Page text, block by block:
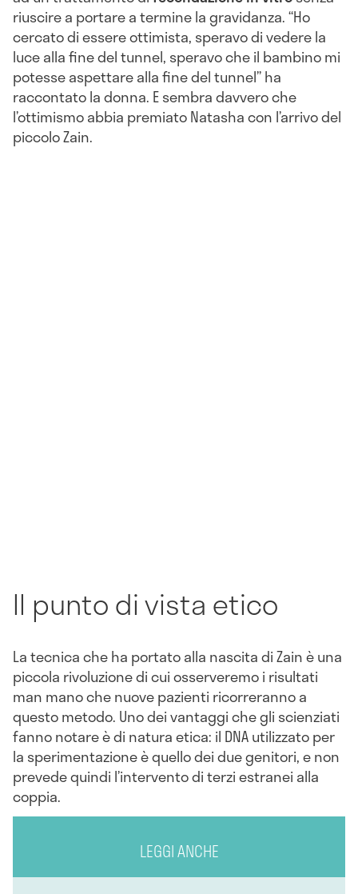
riuscire a portare a termine la gravidanza. “Ho
cercato di essere ottimista, speravo di vedere la
luce alla fine del tunnel, speravo che il bambino mi
potesse aspettare alla fine del tunnel” ha
raccontato la donna. E sembra davvero che
l’ottimismo abbia premiato Natasha con l’arrivo del
piccolo Zain.
Il punto di vista etico
La tecnica che ha portato alla nascita di Zain è una
piccola rivoluzione di cui osserveremo i risultati
man mano che nuove pazienti ricorreranno a
questo metodo. Uno dei vantaggi che gli scienziati
fanno notare è di natura etica: il DNA utilizzato per
la sperimentazione è quello dei due genitori, e non
prevede quindi l’intervento di terzi estranei alla
coppia.
LEGGI ANCHE